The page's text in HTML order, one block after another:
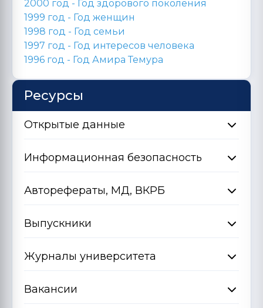
2000 год - Год здорового поколения
1999 год - Год женщин
1998 год - Год семьи
1997 год - Год интересов человека
1996 год - Год Амира Темура
Ресурсы
Открытые данные
Информационная безопасность
Авторефераты, МД, ВКРБ
Выпускники
Журналы университета
Вакансии